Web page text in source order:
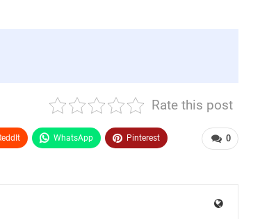
Rate this post
0
WhatsApp Pinterest